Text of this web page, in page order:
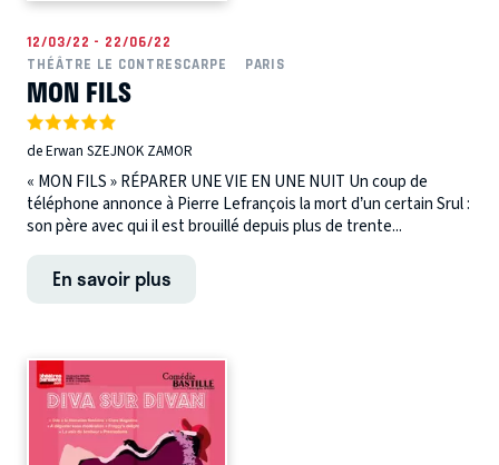
12/03/22 - 22/06/22
THÉÂTRE LE CONTRESCARPE
PARIS
MON FILS
de Erwan SZEJNOK ZAMOR
« MON FILS » RÉPARER UNE VIE EN UNE NUIT Un coup de
téléphone annonce à Pierre Lefrançois la mort d’un certain Srul :
son père avec qui il est brouillé depuis plus de trente...
En savoir plus